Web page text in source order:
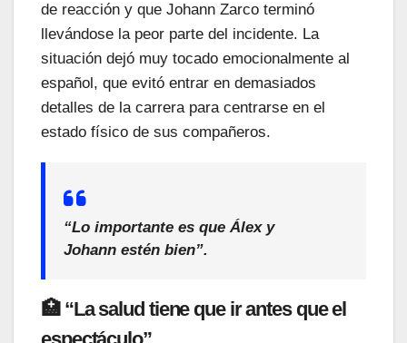
de reacción y que Johann Zarco terminó
llevándose la peor parte del incidente. La
situación dejó muy tocado emocionalmente al
español, que evitó entrar en demasiados
detalles de la carrera para centrarse en el
estado físico de sus compañeros.
“Lo importante es que Álex y
Johann estén bien”.
🏥 “La salud tiene que ir antes que el